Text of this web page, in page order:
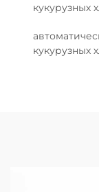
кукурузных
кукурузных